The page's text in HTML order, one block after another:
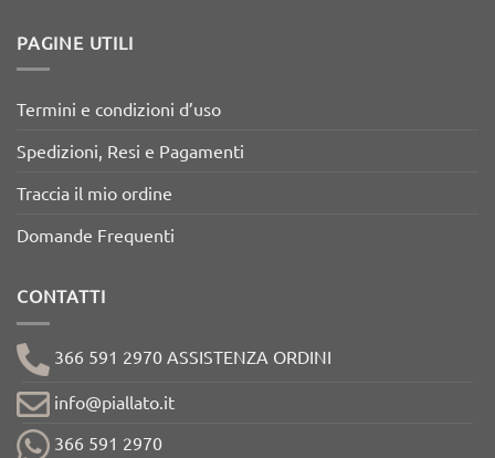
PAGINE UTILI
Termini e condizioni d’uso
Spedizioni, Resi e Pagamenti
Traccia il mio ordine
Domande Frequenti
CONTATTI
366 591 2970 ASSISTENZA ORDINI
info@piallato.it
366 591 2970